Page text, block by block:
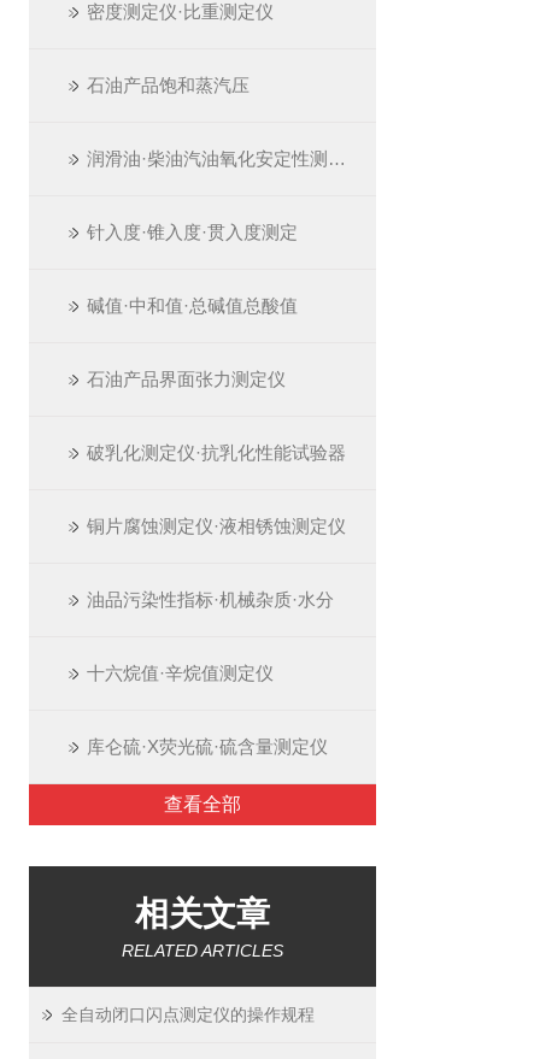
密度测定仪·比重测定仪
石油产品饱和蒸汽压
润滑油·柴油汽油氧化安定性测定仪
针入度·锥入度·贯入度测定
碱值·中和值·总碱值总酸值
石油产品界面张力测定仪
破乳化测定仪·抗乳化性能试验器
铜片腐蚀测定仪·液相锈蚀测定仪
油品污染性指标·机械杂质·水分
十六烷值·辛烷值测定仪
库仑硫·X荧光硫·硫含量测定仪
查看全部
相关文章
RELATED ARTICLES
全自动闭口闪点测定仪的操作规程